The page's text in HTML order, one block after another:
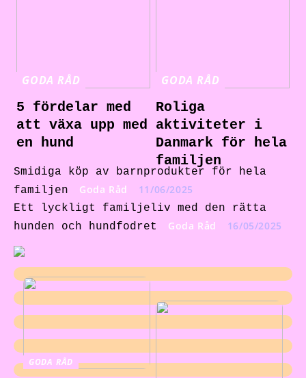
GODA RÅD
5 fördelar med
att växa upp med
en hund
GODA RÅD
Roliga
aktiviteter i
Danmark för hela
familjen
Smidiga köp av barnprodukter för hela
familjen
Goda Råd 11/06/2025
Ett lyckligt familjeliv med den rätta
hunden och hundfodret
Goda Råd 16/05/2025
GODA RÅD